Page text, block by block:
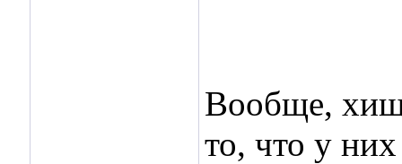
Вообще,
то, что у